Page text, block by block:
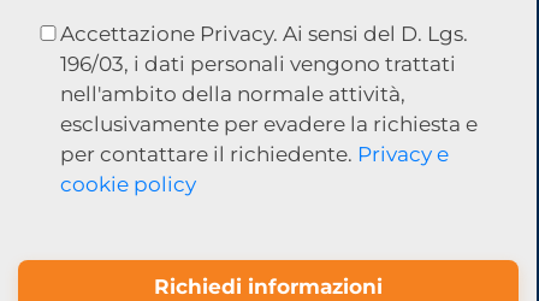
Accettazione Privacy. Ai sensi del D. Lgs.
196/03, i dati personali vengono trattati
nell'ambito della normale attività,
esclusivamente per evadere la richiesta e
per contattare il richiedente. Privacy e
cookie policy
Richiedi informazioni